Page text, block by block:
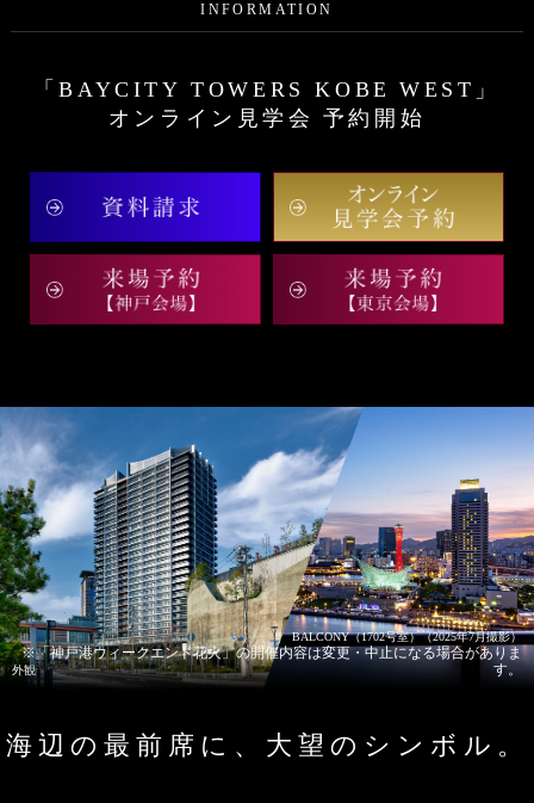
INFORMATION
「BAYCITY TOWERS KOBE
WEST」
オンライン見学会 予約開始
外観
BALCONY（1702号室）（2025年7月撮影）
※「神戸港ウィークエンド花火」の開催内容は変更・中止になる場合がありま
す。
海辺の最前席に、 大望のシンボル。